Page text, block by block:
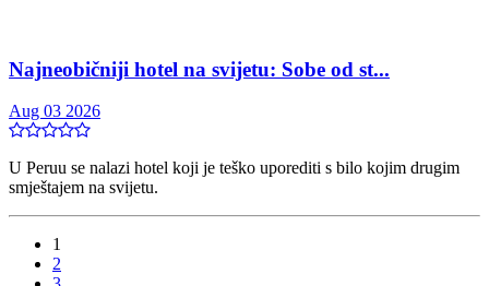
Najneobičniji hotel na svijetu: Sobe od st...
Aug 03 2026
U Peruu se nalazi hotel koji je teško uporediti s bilo kojim drugim
smještajem na svijetu.
1
2